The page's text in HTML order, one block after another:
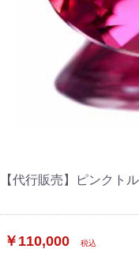
【代行販売】ピンク
￥110,000 税込